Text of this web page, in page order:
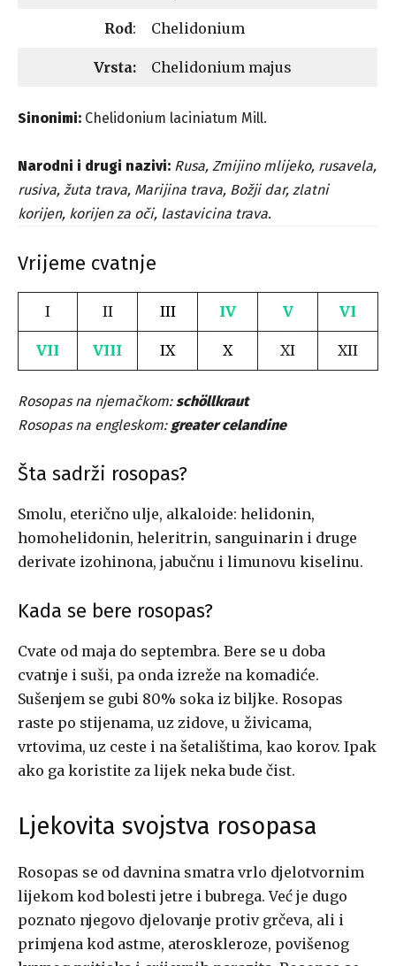
Rod: Chelidonium
Vrsta: Chelidonium majus
Sinonimi: Chelidonium laciniatum Mill.
Narodni i drugi nazivi: Rusa, Zmijino mlijeko, rusavela,
rusiva, žuta trava, Marijina trava, Božji dar, zlatni
korijen, korijen za oči, lastavicina trava.
Vrijeme cvatnje
I II III IV V VI
VII VIII IX X XI XII
Rosopas na njemačkom:schöllkraut
Rosopas na engleskom: greater celandine
Šta sadrži rosopas?
Smolu, eterično ulje, alkaloide: helidonin,
homohelidonin, heleritrin, sanguinarin i druge
derivate izohinona, jabučnu i limunovu kiselinu.
Kada se bere rosopas?
Cvate od maja do septembra. Bere se u doba
cvatnje i suši, pa onda izreže na komadiće.
Sušenjem se gubi 80% soka iz biljke. Rosopas
raste po stijenama, uz zidove, u živicama,
vrtovima, uz ceste i na šetalištima, kao korov. Ipak
ako ga koristite za lijek neka bude čist.
Ljekovita svojstva rosopasa
Rosopas se od davnina smatra vrlo djelotvornim
lijekom kod bolesti jetre i bubrega. Već je dugo
poznato njegovo djelovanje protiv grčeva, ali i
primjena kod astme, ateroskleroze, povišenog